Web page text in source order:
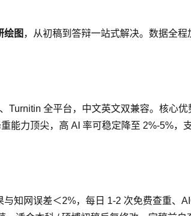
绘图 ，从初稿到答辩一站式解决。数据全
Turnitin 全平台，中文英文双兼容。核心优
力顶尖，高 AI 率可稳定降至 2%-5%，
知网误差＜2%，每日 1-2 次免费查重、